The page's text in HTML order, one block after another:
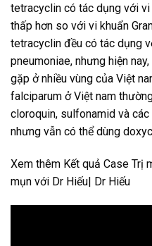
tetracyclin có tác dụng với
thấp hơn so với vi khuẩn
tetracyclin đều có tác dụng
pneumoniae, nhưng hiện
gặp ở nhiều vùng của Việt
falciparum ở Việt nam
cloroquin, sulfonamid và
nhưng vẫn có thể dùng
Xem thêm Kết quả Case Trị
mụn với Dr Hiếu| Dr Hiếu